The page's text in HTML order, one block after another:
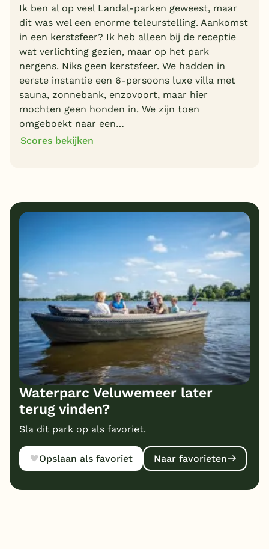
Ik ben al op veel Landal-parken geweest, maar
dit was wel een enorme teleurstelling. Aankomst
in een kerstsfeer? Ik heb alleen bij de receptie
wat verlichting gezien, maar op het park
nergens. Niks geen kerstsfeer. We hadden in
eerste instantie een 6-persoons luxe villa met
sauna, zonnebank, enzovoort, maar hier
mochten geen honden in. We zijn toen
omgeboekt naar een…
Scores bekijken
Kindvriendelijk
Waterparc Veluwemeer later
terug vinden?
Sla dit park op als favoriet.
Opslaan als favoriet Naar favorieten